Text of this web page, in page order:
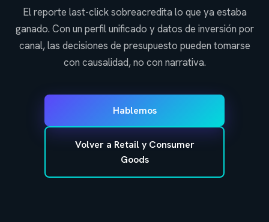
El reporte last-click sobreacredita lo que ya estaba
ganado. Con un perfil unificado y datos de inversión por
canal, las decisiones de presupuesto pueden tomarse
con causalidad, no con narrativa.
Hablemos
Volver a Retail y Consumer
Goods